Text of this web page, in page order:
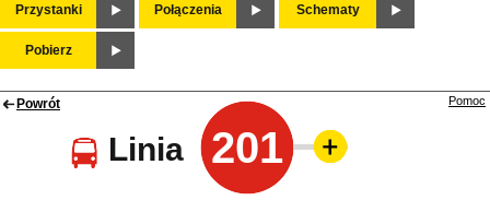
Przystanki Połączenia Schematy
Pobierz
Powrót
Linia 201
Pomoc